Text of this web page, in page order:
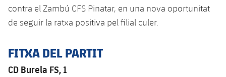
Classificació
Agenda
Calendari
Voleibol
plusicon
més
Voleibol masculí
plusicon
més
Apunta't a les amateurs
contra el Zambú CFS Pinatar, en una nova oportunitat
de seguir la ratxa positiva pel filial culer.
FITXA DEL PARTIT
CD Burela FS, 1